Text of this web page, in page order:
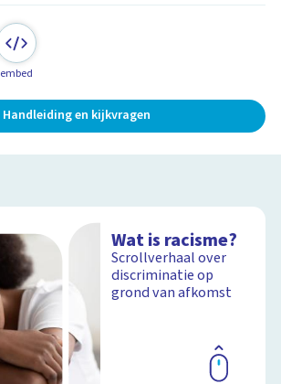
embed
Handleiding en kijkvragen
Wat is racisme?
Scrollverhaal over
discriminatie op
grond van afkomst